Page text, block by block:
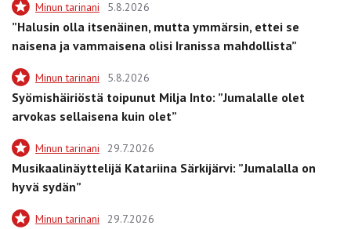
Minun tarinani 5.8.2026
”Halusin olla itsenäinen, mutta ymmärsin, ettei se
naisena ja vammaisena olisi Iranissa mahdollista”
Minun tarinani 5.8.2026
Syömishäiriöstä toipunut Milja Into: ”Jumalalle olet
arvokas sellaisena kuin olet”
Minun tarinani 29.7.2026
Musikaalinäyttelijä Katariina Särkijärvi: ”Jumalalla on
hyvä sydän”
Minun tarinani 29.7.2026